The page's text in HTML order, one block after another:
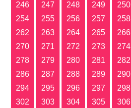
246
247 248 249 250
254
255 256 257 258
262
263 264 265 266
270
271 272 273 274
278
279 280 281 282
286
287 288 289 290
294
295 296 297 298
302
303 304 305 306